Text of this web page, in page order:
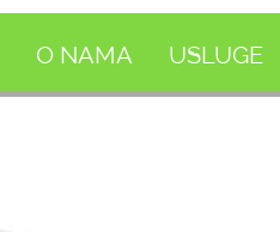
O NAMA USLUGE